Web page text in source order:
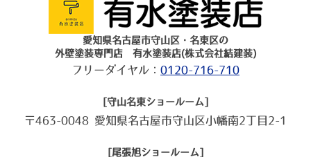
愛知県名古屋市守山区・名東区の
外壁塗装専門店 有水塗装店(株式会社結建装)
フリーダイヤル： 0120-716-710
[守山名東ショールーム]
〒463-0048 愛知県名古屋市守山区小幡南2丁目2-1
[尾張旭ショールーム]